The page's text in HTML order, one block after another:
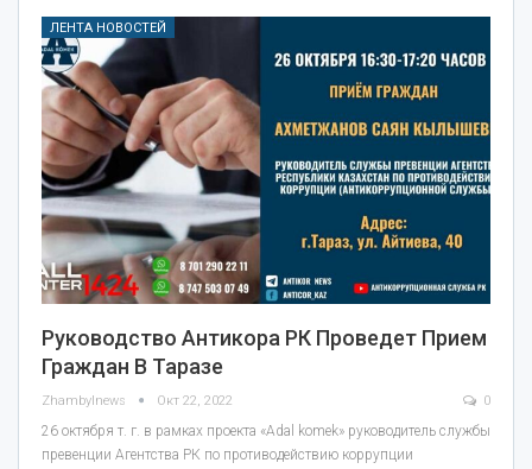
ЛЕНТА НОВОСТЕЙ
Руководство Антикора РК Проведет Прием
Граждан В Таразе
Zhambylnews Окт 22, 2022 0
26 октября т. г. в рамках проекта «Adal komek» руководитель службы
превенции Агентства РК по противодействию коррупции